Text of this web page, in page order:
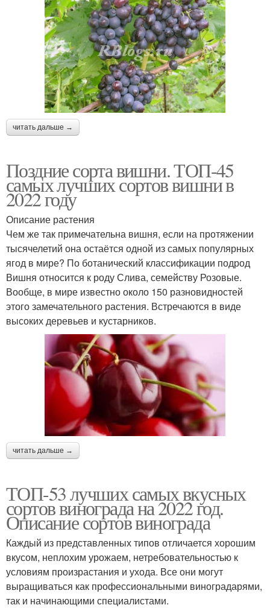
читать дальше →
Поздние сорта вишни. ТОП-45
самых лучших сортов вишни в
2022 году
Описание растения
Чем же так примечательна вишня, если на протяжении
тысячелетий она остаётся одной из самых популярных
ягод в мире? По ботанический классификации подрод
Вишня относится к роду Слива, семейству Розовые.
Вообще, в мире известно около 150 разновидностей
этого замечательного растения. Встречаются в виде
высоких деревьев и кустарников.
читать дальше →
ТОП-53 лучших самых вкусных
сортов винограда на 2022 год.
Описание сортов винограда
Каждый из представленных типов отличается хорошим
вкусом, неплохим урожаем, нетребовательностью к
условиям произрастания и ухода. Все они могут
выращиваться как профессиональными виноградарями,
так и начинающими специалистами.